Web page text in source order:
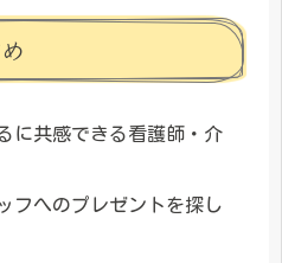
に共感できる看護師・介
フへのプレゼントを探し